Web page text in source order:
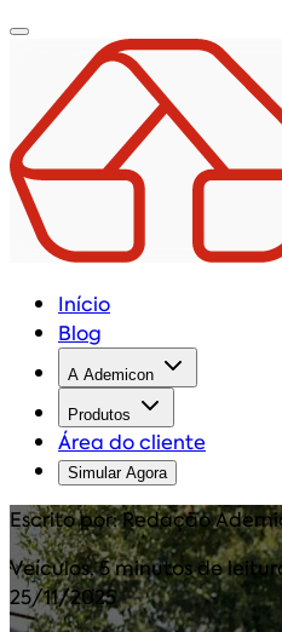
Início
Blog
A Ademicon
Produtos
Área do cliente
Simular Agora
Escrito por: Redação
Veículos,5 minutos de
25/11/2025